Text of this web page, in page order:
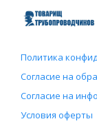
Политика
Согласие на
Согласие на
Условия оферты